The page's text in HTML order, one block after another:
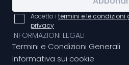
Accetto i termini e le condizioni
privacy
INFORMAZIONI LEGALI
Termini e Condizioni Generali
Informativa sui cookie